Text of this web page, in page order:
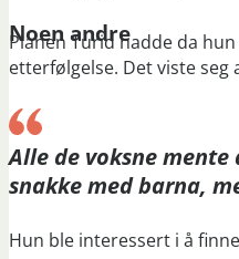
Noen andre
Planen Turid hadde da
etterfølgelse. Det viste
Alle de voksne
snakke med barna,
Hun ble interessert i å